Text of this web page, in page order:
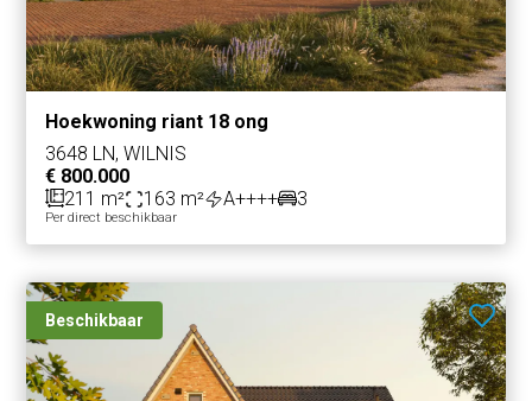
Hoekwoning riant 18 ong
3648 LN, WILNIS
€ 800.000
211 m²
163 m² A++++ 3
Per direct beschikbaar
Beschikbaar